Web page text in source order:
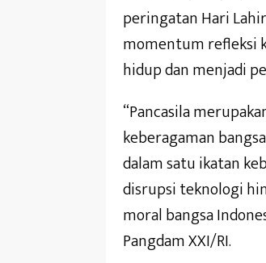
peringatan Hari
momentum refleksi
hidup dan menjadi
“Pancasila
keberagaman
dalam satu ikatan
disrupsi teknologi
moral bangsa
Pangdam XXI/RI.